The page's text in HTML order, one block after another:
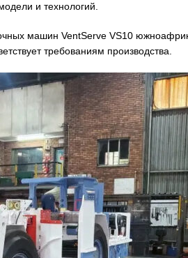
и технологий.
машин VentServe VS10
требованиям производства.